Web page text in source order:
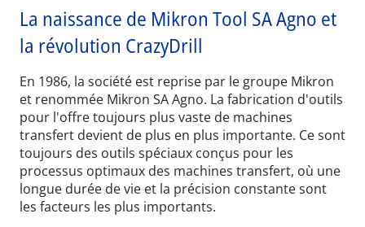
La naissance de Mikron Tool SA Agno et
la révolution CrazyDrill
En 1986, la société est reprise par le groupe Mikron
et renommée Mikron SA Agno. La fabrication d'outils
pour l'offre toujours plus vaste de machines
transfert devient de plus en plus importante. Ce sont
toujours des outils spéciaux conçus pour les
processus optimaux des machines transfert, où une
longue durée de vie et la précision constante sont
les facteurs les plus importants.